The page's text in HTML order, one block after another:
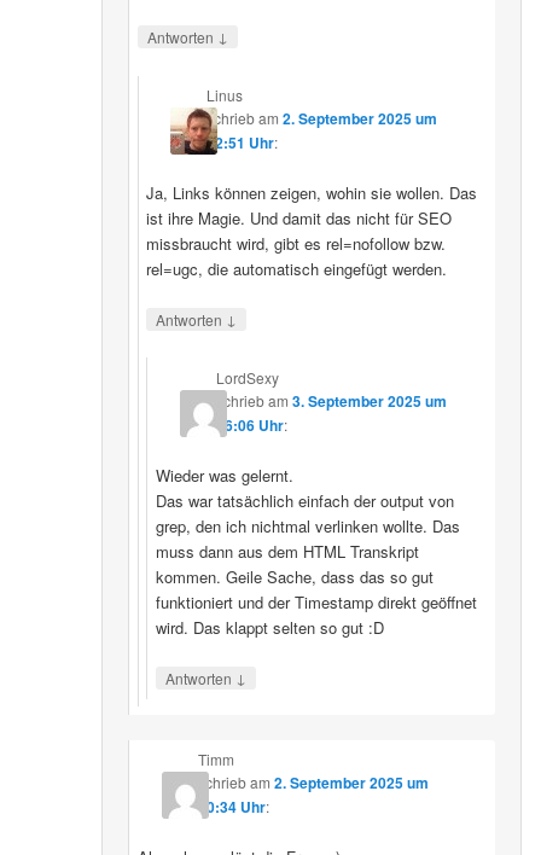
Antworten ↓
Linus
schriebam2. September 2025 um
12:51 Uhr:
Ja, Links können zeigen, wohin sie wollen. Das
ist ihre Magie. Und damit das nicht für SEO
missbraucht wird, gibt es rel=nofollow bzw.
rel=ugc, die automatisch eingefügt werden.
Antworten ↓
LordSexy
schriebam 3. September 2025 um
16:06 Uhr:
Wieder was gelernt.
Das war tatsächlich einfach der output von
grep, den ich nichtmal verlinken wollte. Das
muss dann aus dem HTML Transkript
kommen. Geile Sache, dass das so gut
funktioniert und der Timestamp direkt geöffnet
wird. Das klappt selten so gut :D
Antworten ↓
Timm
schriebam 2. September 2025 um
10:34 Uhr: